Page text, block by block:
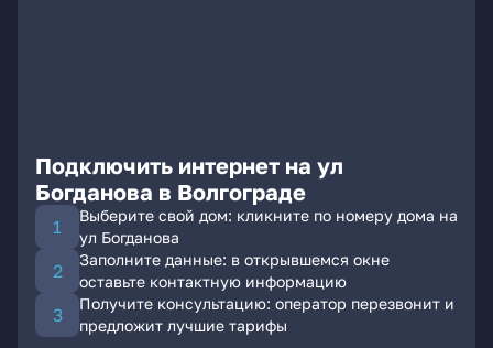
Подключить интернет на ул
Богданова в Волгограде
Выберите свой дом: кликните по номеру дома на
ул Богданова
Заполните данные: в открывшемся окне
оставьте контактную информацию
Получите консультацию: оператор перезвонит и
предложит лучшие тарифы